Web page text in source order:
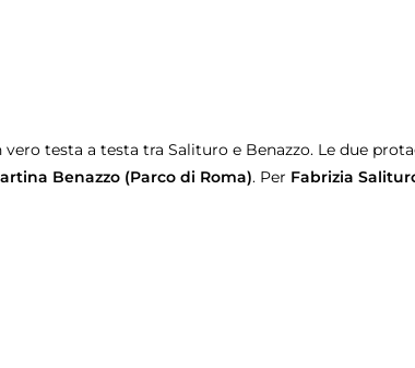
testa a testa tra Salituro e Benazzo. Le due
Benazzo (Parco di Roma). Per Fabrizia